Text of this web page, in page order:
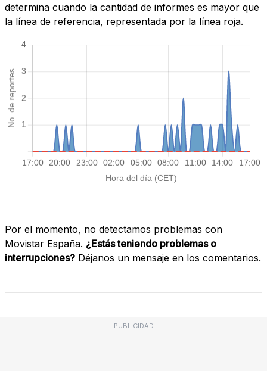
determina cuando la cantidad de informes es mayor que
la línea de referencia, representada por la línea roja.
Por el momento, no detectamos problemas con
Movistar España. ¿Estás teniendo problemas o
interrupciones? Déjanos un mensaje en los comentarios.
PUBLICIDAD